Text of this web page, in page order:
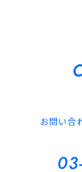
お問い合